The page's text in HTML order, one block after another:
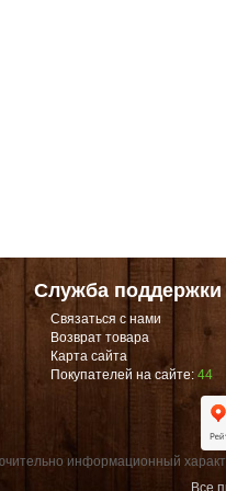
Служба поддержки
Связаться с нами
Возврат товара
Карта сайта
Покупателей на сайте: 44
информационный
Все